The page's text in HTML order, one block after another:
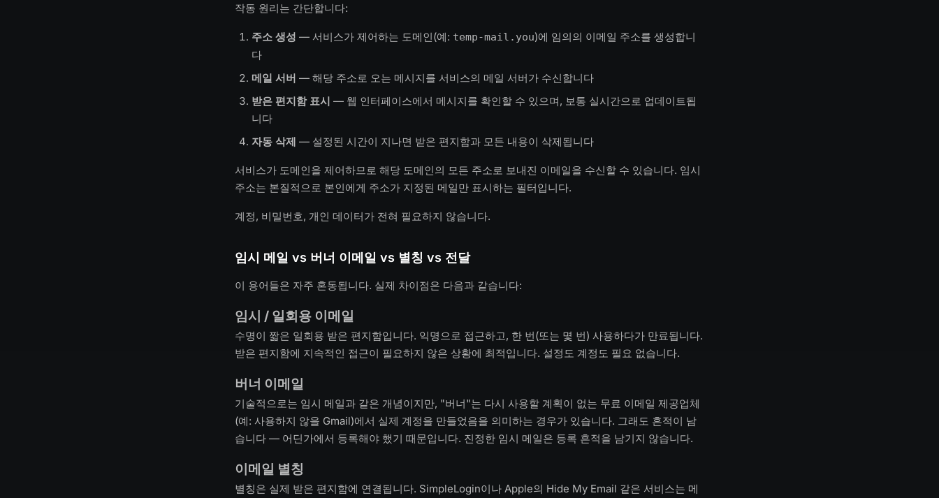
작동 원리는 간단합니다:
주소 생성 — 서비스가 제어하는 도메인(예: temp-mail.you)에 임의의 이메일 주소를 생성합니
다
메일 서버 — 해당 주소로 오는 메시지를 서비스의 메일 서버가 수신합니다
받은 편지함 표시 — 웹 인터페이스에서 메시지를 확인할 수 있으며, 보통 실시간으로 업데이트됩
니다
자동 삭제 — 설정된 시간이 지나면 받은 편지함과 모든 내용이 삭제됩니다
서비스가 도메인을 제어하므로 해당 도메인의 모든 주소로 보내진 이메일을 수신할 수 있습니다. 임시
주소는 본질적으로 본인에게 주소가 지정된 메일만 표시하는 필터입니다.
계정, 비밀번호, 개인 데이터가 전혀 필요하지 않습니다.
임시 메일 vs 버너 이메일 vs 별칭 vs 전달
이 용어들은 자주 혼동됩니다. 실제 차이점은 다음과 같습니다:
임시 / 일회용 이메일
수명이 짧은 일회용 받은 편지함입니다. 익명으로 접근하고, 한 번(또는 몇 번) 사용하다가 만료됩니다.
받은 편지함에 지속적인 접근이 필요하지 않은 상황에 최적입니다. 설정도 계정도 필요 없습니다.
버너 이메일
기술적으로는 임시 메일과 같은 개념이지만, "버너"는 다시 사용할 계획이 없는 무료 이메일 제공업체
(예: 사용하지 않을 Gmail)에서 실제 계정을 만들었음을 의미하는 경우가 있습니다. 그래도 흔적이 남
습니다 — 어딘가에서 등록해야 했기 때문입니다. 진정한 임시 메일은 등록 흔적을 남기지 않습니다.
이메일 별칭
별칭은 실제 받은 편지함에 연결됩니다. SimpleLogin이나 Apple의 Hide My Email 같은 서비스는 메